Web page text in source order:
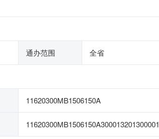
通办范围 全省
11620300MB1506150A
11620300MB1506150A300013201300001